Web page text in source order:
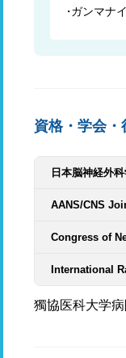
ガンマナ
資格・学会・
日本脳神経外
AANS/CNS
Congress of
International
獨協医科大学